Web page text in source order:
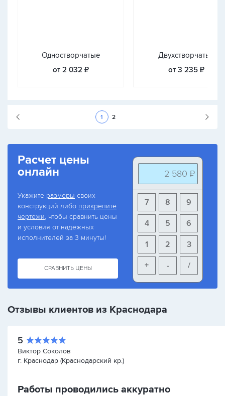
Одностворчатые
от 2 032 ₽
Двухстворчатые
от 3 235 ₽
1 2
Следующая
Расчет цены
онлайн
Укажите размеры своих
конструкций либо прикрепите
чертежи, чтобы сравнить цены
и условия от надежных
исполнителей за 3 минуты!
СРАВНИТЬ ЦЕНЫ
2 580 ₽
9
8
7
6
5
4
3
2
1
+ - /
Отзывы клиентов из Краснодара
5
Виктор Соколов
г. Краснодар (Краснодарский кр.)
Работы проводились аккуратно